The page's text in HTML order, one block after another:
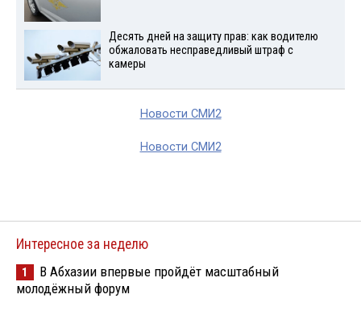
Десять дней на защиту прав: как водителю
обжаловать несправедливый штраф с
камеры
Новости СМИ2
Новости СМИ2
Интересное за неделю
1
В Абхазии впервые пройдёт масштабный
молодёжный форум